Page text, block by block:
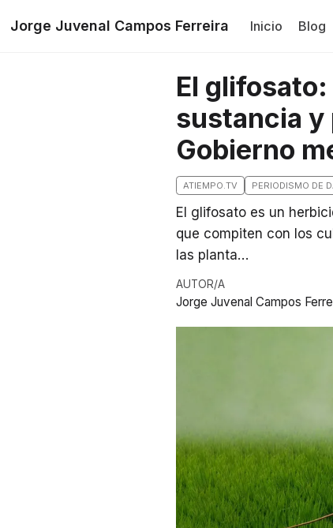
Jorge Juvenal Campos Ferreira Inicio Blog
El
sustancia y
Gobierno
ATIEMPO.TV PERIODISMO DE
El glifosato es un
que compiten con los
las planta…
AUTOR/A
Jorge Juvenal Campos